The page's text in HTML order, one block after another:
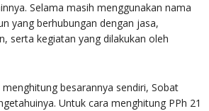
Selama masih menggunakan nama
yang berhubungan dengan jasa,
serta kegiatan yang dilakukan oleh
besarannya sendiri, Sobat
Untuk cara menghitung PPh 21